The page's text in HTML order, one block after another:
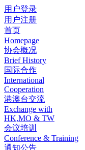
用户登录
用户注册
首页
Homepage
协会概况
Brief History
国际合作
International
Cooperation
港澳台交流
Exchange with
HK,MO & TW
会议培训
Conference & Training
通知公告